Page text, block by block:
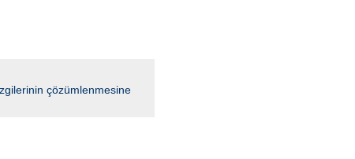
çözümlenmesine